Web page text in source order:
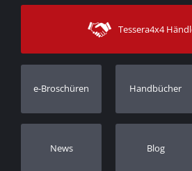
Sitemap
Versandarten
Kontakt
Kundendienst
Bestellung verfolgen
Händler
Tessera4x4
e-Broschüren Handbücher
Νews Blog